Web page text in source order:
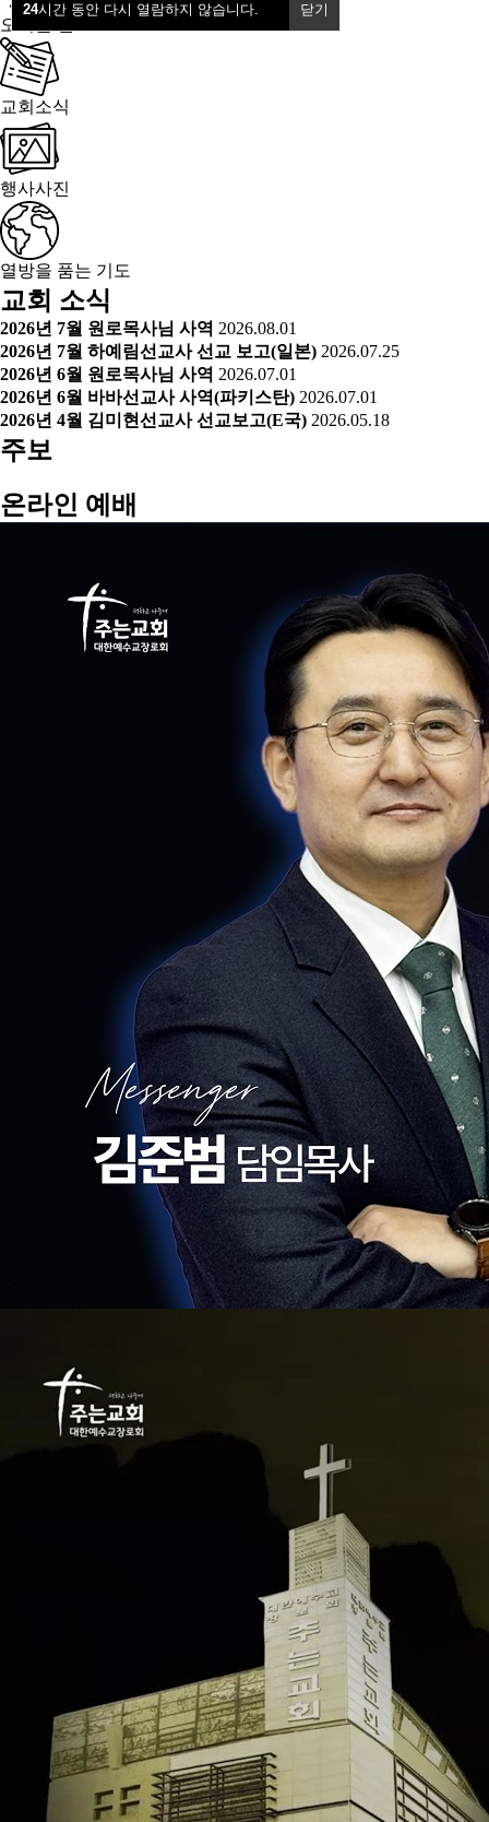
24시간 동안 다시 열람하지 않습니다. 닫기
오시는 길
교회소식
행사사진
열방을 품는 기도
교회 소식
2026년 7월 원로목사님 사역 2026.08.01
2026년 7월 하예림선교사 선교 보고(일본) 2026.07.25
2026년 6월 원로목사님 사역 2026.07.01
2026년 6월 바바선교사 사역(파키스탄) 2026.07.01
2026년 4월 김미현선교사 선교보고(E국) 2026.05.18
주보
온라인 예배